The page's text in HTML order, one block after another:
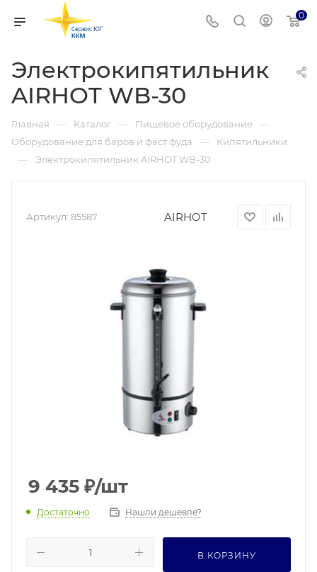
0
Электрокипятильник
AIRHOT WB-30
Главная — Каталог — Пищевое оборудование —
Оборудование для баров и фаст фуда — Кипятильники
— Электрокипятильник AIRHOT WB-30
Артикул: 85587 AIRHOT
9 435 ₽/шт
Достаточно Нашли дешевле?
В КОРЗИНУ